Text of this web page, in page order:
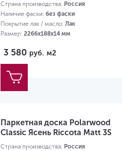
Страна производства: Россия
Наличие фаски: без фаски
Покрытие лак / масло: Лак
Размер: 2266х188х14 мм
3 580 руб. м2
Паркетная доска Polarwood
Classic Ясень Riccota Matt 3S
Страна производства: Россия